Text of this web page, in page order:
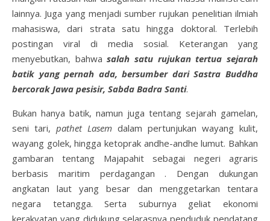
lainnya. Juga yang menjadi sumber rujukan penelitian ilmiah
mahasiswa, dari strata satu hingga doktoral. Terlebih
postingan viral di media sosial. Keterangan yang
menyebutkan, bahwasalah satu rujukan tertua sejarah
batik yang pernah ada, bersumber dari Sastra Buddha
bercorak Jawa pesisir, Sabda Badra Santi.
Bukan hanya batik, namun juga tentang sejarah gamelan,
seni tari, pathet Lasem dalam pertunjukan wayang kulit,
wayang golek, hingga ketoprak andhe-andhe lumut. Bahkan
gambaran tentang Majapahit sebagai negeri agraris
berbasis maritim perdagangan . Dengan dukungan
angkatan laut yang besar dan menggetarkan tentara
negara tetangga. Serta suburnya geliat ekonomi